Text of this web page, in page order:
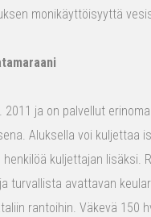
monikäyttöisyyttä
2011 ja on palvellut
Aluksella voi kuljettaa
kuljettajan lisäksi.
turvallista avattavan
rantoihin. Väkevä 150